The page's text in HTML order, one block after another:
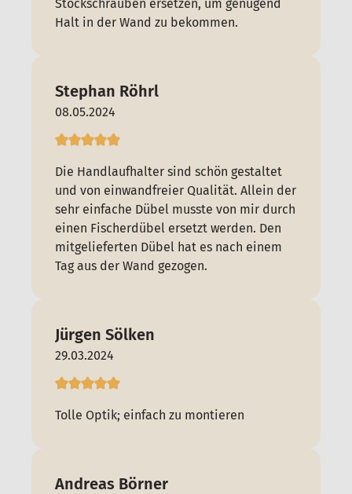
Stockschrauben ersetzen, um genügend
Halt in der Wand zu bekommen.
Stephan Röhrl
08.05.2024
Die Handlaufhalter sind schön gestaltet
und von einwandfreier Qualität. Allein der
sehr einfache Dübel musste von mir durch
einen Fischerdübel ersetzt werden. Den
mitgelieferten Dübel hat es nach einem
Tag aus der Wand gezogen.
Jürgen Sölken
29.03.2024
Tolle Optik; einfach zu montieren
Andreas Börner